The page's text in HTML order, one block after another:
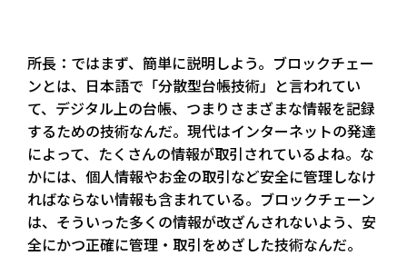
所長：ではまず、簡単に説明しよう。ブロックチェー
ンとは、日本語で「分散型台帳技術」と言われてい
て、デジタル上の台帳、つまりさまざまな情報を記録
するための技術なんだ。現代はインターネットの発達
によって、たくさんの情報が取引されているよね。な
かには、個人情報やお金の取引など安全に管理しなけ
ればならない情報も含まれている。ブロックチェーン
は、そういった多くの情報が改ざんされないよう、安
全にかつ正確に管理・取引をめざした技術なんだ。